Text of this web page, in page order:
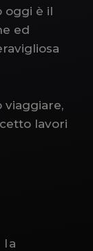
oggi è il
ed
viaggiare,
lavori
la